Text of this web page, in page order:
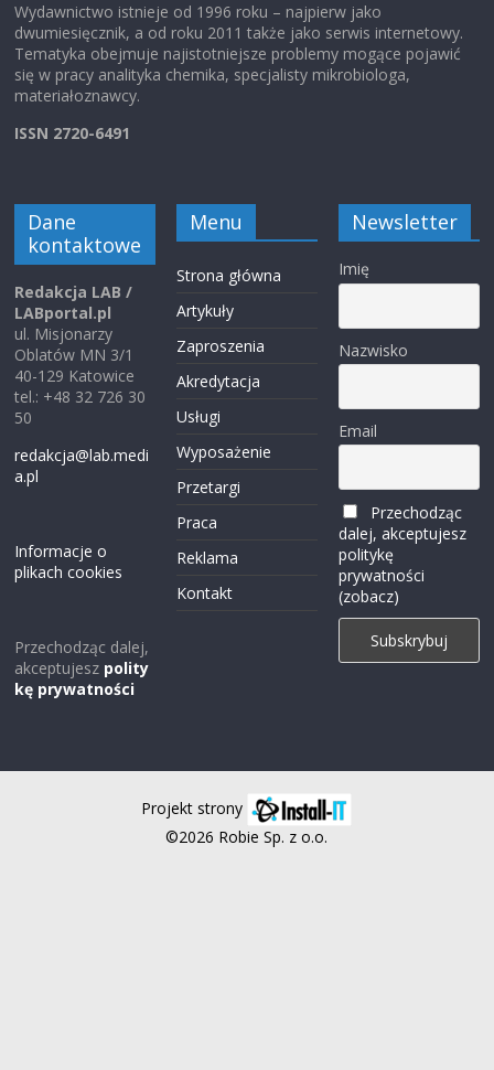
Wydawnictwo istnieje od 1996 roku – najpierw jako
dwumiesięcznik, a od roku 2011 także jako serwis internetowy.
Tematyka obejmuje najistotniejsze problemy mogące pojawić
się w pracy analityka chemika, specjalisty mikrobiologa,
materiałoznawcy.
ISSN 2720-6491
Dane
kontaktowe
Redakcja LAB /
LABportal.pl
ul. Misjonarzy
Oblatów MN 3/1
40-129 Katowice
tel.: +48 32 726 30
50
redakcja@lab.medi
a.pl
Informacje o
plikach cookies
Przechodząc dalej,
akceptujesz polity
kę prywatności
Menu
Strona główna
Artykuły
Zaproszenia
Akredytacja
Usługi
Wyposażenie
Przetargi
Praca
Reklama
Kontakt
Newsletter
Imię
Nazwisko
Email
Przechodząc
dalej, akceptujesz
politykę
prywatności
(zobacz)
Projekt strony
©2026 Robie Sp. z o.o.